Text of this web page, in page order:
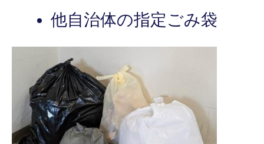
他自治体の指定ごみ袋